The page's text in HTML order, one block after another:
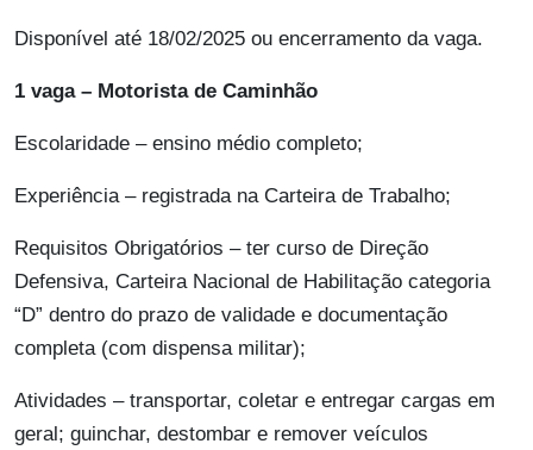
Disponível até 18/02/2025 ou encerramento da vaga.
1 vaga – Motorista de Caminhão
Escolaridade – ensino médio completo;
Experiência – registrada na Carteira de Trabalho;
Requisitos Obrigatórios – ter curso de Direção
Defensiva, Carteira Nacional de Habilitação categoria
“D” dentro do prazo de validade e documentação
completa (com dispensa militar);
Atividades – transportar, coletar e entregar cargas em
geral; guinchar, destombar e remover veículos